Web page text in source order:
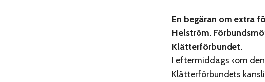
En begäran om extra
Helström.
Klätterförbundet.
I eftermiddags kom
Klätterförbundets